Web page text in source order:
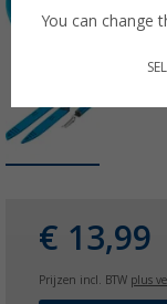
€ 13,99
Prijzen incl. BTW plus
You can change